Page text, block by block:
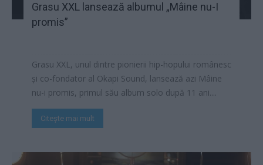
Grasu XXL lansează albumul „Mâine nu-I
promis”
Grasu XXL, unul dintre pionierii hip-hopului românesc
și co-fondator al Okapi Sound, lansează azi Mâine
nu-i promis, primul său album solo după 11 ani....
Citește mai mult